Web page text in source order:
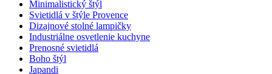
Minimalistický štýl
Svietidlá v štýle Provence
Dizajnové stolné lampičky
Industriálne osvetlenie kuchyne
Prenosné svietidlá
Boho štýl
Japandi